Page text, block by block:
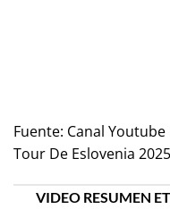
Fuente: Canal
Tour De Eslovenia
VIDEO RESUMEN